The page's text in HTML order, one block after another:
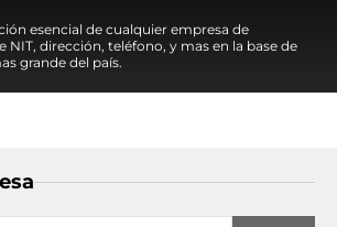
esencial de cualquier empresa de
NIT, dirección, teléfono, y mas en la base de
grande del país.